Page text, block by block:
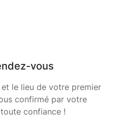
vous
et le lieu de votre premier
confirmé par votre
confiance !